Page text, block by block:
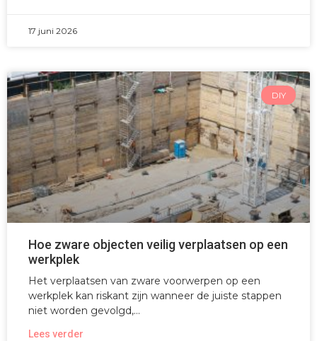
17 juni 2026
DIY
Hoe zware objecten veilig verplaatsen op een
werkplek
Het verplaatsen van zware voorwerpen op een
werkplek kan riskant zijn wanneer de juiste stappen
niet worden gevolgd,
Lees verder